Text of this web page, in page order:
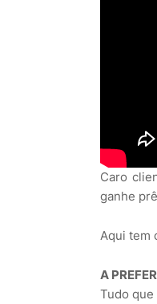
Caro
ganhe
Aqui tem
A
Tudo